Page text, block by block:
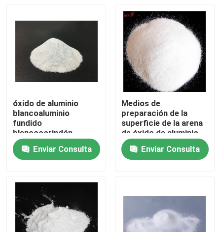
Inicio
Productos
Visita a la fábrica
óxido de aluminio
blancoaluminio
fundido
blancocorindón
blancoabrasivo grano
de óxido de aluminio
blanco
Enviar Consulta
Medios de
preparación de la
superficie de la arena
de óxido de aluminio
blanco
Enviar Consulta